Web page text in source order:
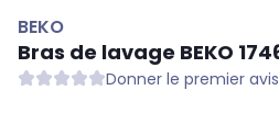
BEKO
Bras de lavage BEKO
Donner le premier avis